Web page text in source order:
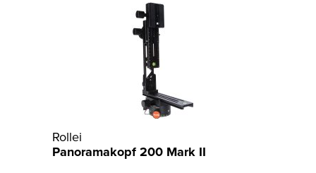
Rollei
Panoramakopf 200 Mark II